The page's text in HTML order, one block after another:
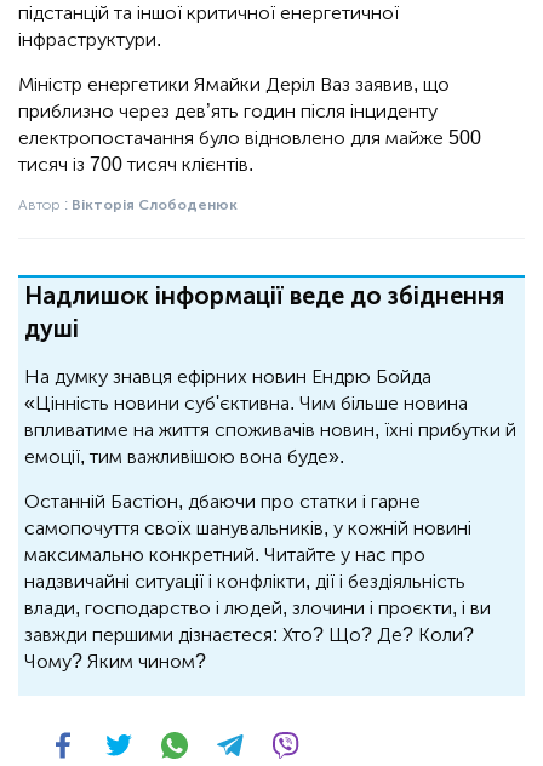
підстанцій та іншої критичної енергетичної
інфраструктури.
Міністр енергетики Ямайки Деріл Ваз заявив, що
приблизно через дев’ять годин після інциденту
електропостачання було відновлено для майже 500
тисяч із 700 тисяч клієнтів.
Автор : Вікторія Слободенюк
Надлишок інформації веде до збіднення
душі
На думку знавця ефірних новин Ендрю Бойда
«Цінність новини суб'єктивна. Чим більше новина
впливатиме на життя споживачів новин, їхні прибутки й
емоції, тим важливішою вона буде».
Останній Бастіон, дбаючи про статки і гарне
самопочуття своїх шанувальників, у кожній новині
максимально конкретний. Читайте у нас про
надзвичайні ситуації і конфлікти, дії і бездіяльність
влади, господарство і людей, злочини і проєкти, і ви
завжди першими дізнаєтеся: Хто? Що? Де? Коли?
Чому? Яким чином?